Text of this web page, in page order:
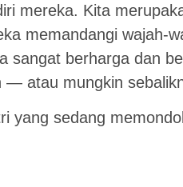
mereka. Kita
memandangi wajah-
sangat berharga dan
— atau mungkin
yang sedang